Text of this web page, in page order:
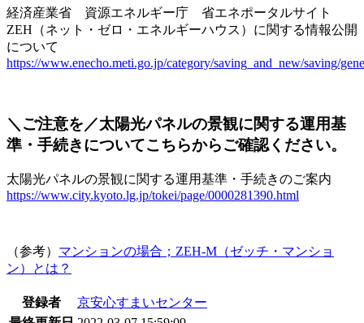
経済産業省 資源エネルギー庁 省エネポータルサイト
ZEH（ネット・ゼロ・エネルギーハウス）に関する情報公開
について
https://www.enecho.meti.go.jp/category/saving_and_new/saving/
＼ご注意を／太陽光パネルの景観に関する運用基
準・手続きについてこちらからご確認ください。
太陽光パネルの景観に関する運用基準・手続きのご案内
https://www.city.kyoto.lg.jp/tokei/page/0000281390.html
（参考） マンションの場合；ZEH-M（ゼッチ・マンショ
ン）とは？
登録者
京安心すまいセンター